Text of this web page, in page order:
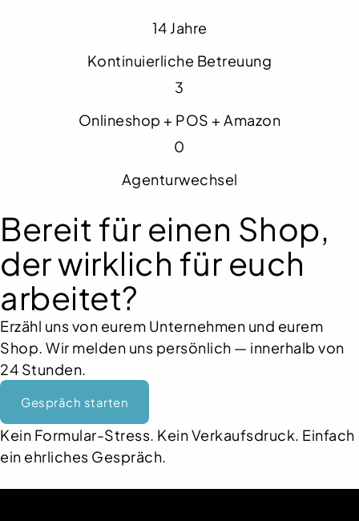
14 Jahre
Kontinuierliche Betreuung
3
Onlineshop + POS + Amazon
0
Agenturwechsel
Bereit für einen Shop,
der wirklich für euch
arbeitet?
Erzähl uns von eurem Unternehmen und eurem
Shop. Wir melden uns persönlich — innerhalb von
24 Stunden.
Gespräch starten
Kein Formular-Stress. Kein Verkaufsdruck. Einfach
ein ehrliches Gespräch.